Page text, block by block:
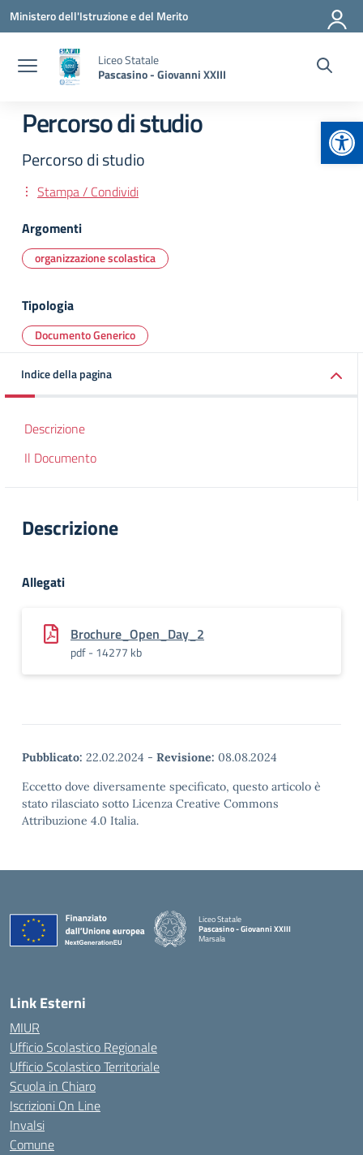
Vai ai contenuti
Vai al menu di navigazione
Vai al footer
Ministero dell'Istruzione e del Merito
Liceo Statale
Pascasino - Giovanni XXIII
Percorso di studio
Percorso di studio
Stampa / Condividi
Argomenti
organizzazione scolastica
Tipologia
Documento Generico
Indice della pagina
Descrizione
Il Documento
Descrizione
Allegati
Brochure_Open_Day_2
pdf - 14277 kb
Pubblicato: 22.02.2024 - Revisione: 08.08.2024
Eccetto dove diversamente specificato, questo articolo è
stato rilasciato sotto Licenza Creative Commons
Attribuzione 4.0 Italia.
Liceo Statale
Pascasino - Giovanni XXIII
Marsala
Link Esterni
MIUR
Ufficio Scolastico Regionale
Ufficio Scolastico Territoriale
Scuola in Chiaro
Iscrizioni On Line
Invalsi
Comune